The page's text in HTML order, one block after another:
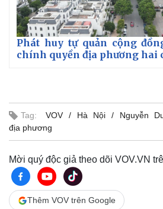
Thể thao
Bóng đá
Lịch thi đấu bóng đá
Thế giới thể thao
Ô tô -
Phát huy tự quản cộng
chính quyền địa phương hai
Tag: VOV Hà Nội Nguyễn
địa phương
Mời quý độc giả theo dõi VOV.VN
Thêm VOV trên Google